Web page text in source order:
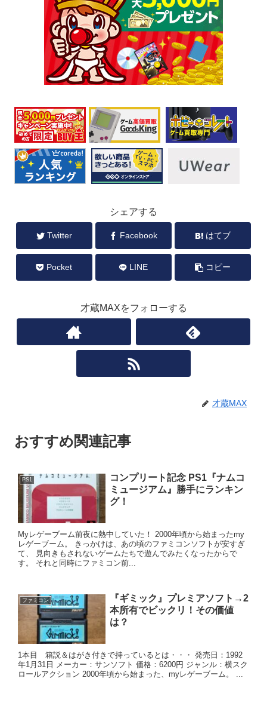
シェアする
Twitter Facebook はてブ
Pocket LINE コピー
才蔵MAXをフォローする
才蔵MAX
おすすめ関連記事
PS1
コンプリート記念 PS1『ナムコ
ミュージアム』勝手にランキン
グ！
Myレゲーブーム前夜に熱中していた！ 2000年頃から始まったmy
レゲーブーム。 きっかけは、あの頃のファミコンソフトが安すぎ
て、 見向きもされないゲームたちで遊んでみたくなったからで
す。 それと同時にファミコン前...
ファミコン
『ギミック』プレミアソフト→2
本所有でビックリ！その価値
は？
1本目 箱説＆はがき付きで持っているとは・・・ 発売日：1992
年1月31日 メーカー：サンソフト 価格：6200円 ジャンル：横スク
ロールアクション 2000年頃から始まった、myレゲーブーム。 ...